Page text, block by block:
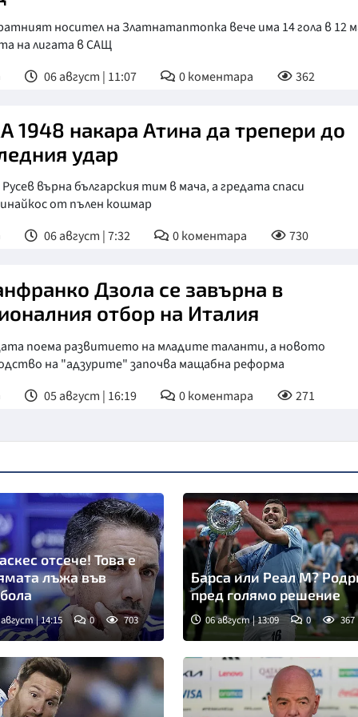
носител на Златнатаптопка вече има 14 гола в 12
на лигата в САЩ
06 август | 11:07 0коментара 362
1948 накара Атина да трепери до
удар
Русев върна българския тим в мача, а гредата спаси
от пълен кошмар
06 август | 7:32 0коментара 730
Дзола се завърна в
отбор на Италия
поема развитието на младите таланти, а новото
на "адзурите" започва мащабна реформа
05 август | 16:19 0коментара 271
отсече! Това е
лъжа във
| 14:15 0 703
Барса или Реал М?
пред голямо решение
06 август | 13:09 0 367